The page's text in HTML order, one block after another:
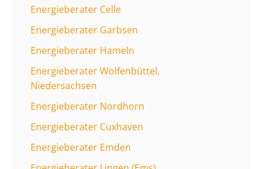
Energieberater Celle
Energieberater Garbsen
Energieberater Hameln
Energieberater Wolfenbüttel,
Niedersachsen
Energieberater Nordhorn
Energieberater Cuxhaven
Energieberater Emden